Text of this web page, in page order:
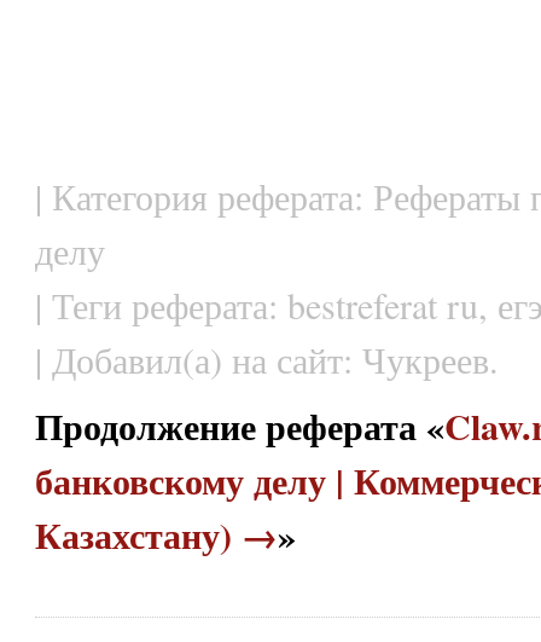
| Категория реферата: Рефераты
делу
| Теги реферата: bestreferat ru,
| Добавил(а) на сайт: Чукреев.
Продолжение реферата «
банковскому делу |
Казахстану) →»